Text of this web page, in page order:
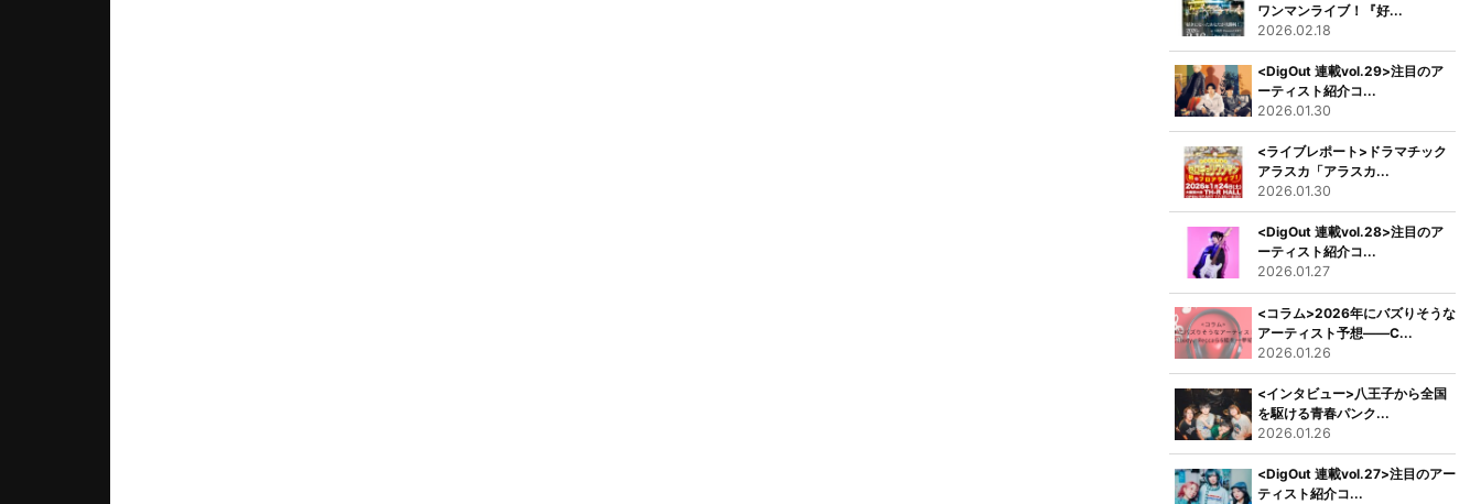
ワンマンライブ！『好...
2026.02.18
<DigOut 連載vol.29>注目のア
ーティスト紹介コ...
2026.01.30
<ライブレポート>ドラマチック
アラスカ「アラスカ...
2026.01.30
<DigOut 連載vol.28>注目のア
ーティスト紹介コ...
2026.01.27
<コラム>2026年にバズりそうな
アーティスト予想――C...
2026.01.26
<インタビュー>八王子から全国
を駆ける青春パンク...
2026.01.26
<DigOut 連載vol.27>注目のアー
ティスト紹介コ...